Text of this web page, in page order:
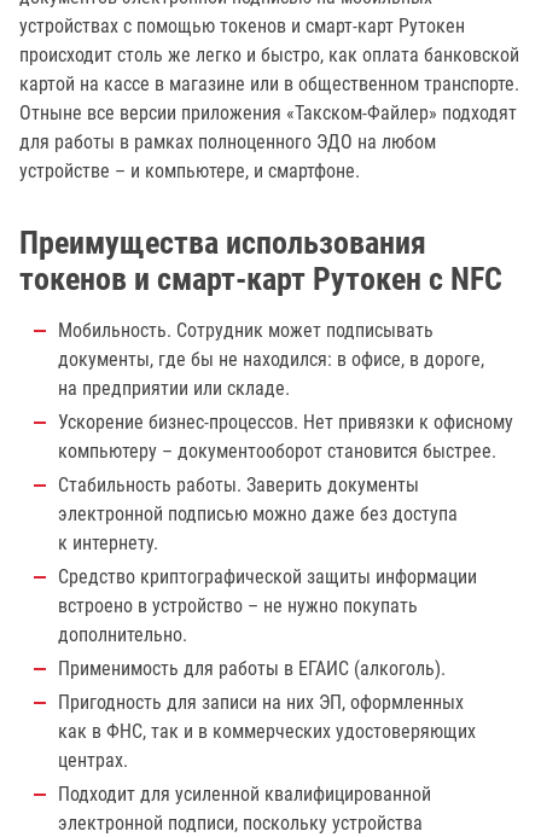
устройствах с помощью токенов и смарт-карт Рутокен
происходит столь же легко и быстро, как оплата банковской
картой на кассе в магазине или в общественном транспорте.
Отныне все версии приложения «Такском-Файлер» подходят
для работы в рамках полноценного ЭДО на любом
устройстве – и компьютере, и смартфоне.
Преимущества использования
токенов и смарт-карт Рутокен с NFC
Мобильность. Сотрудник может подписывать
документы, где бы не находился: в офисе, в дороге,
на предприятии или складе.
Ускорение бизнес-процессов. Нет привязки к офисному
компьютеру – документооборот становится быстрее.
Стабильность работы. Заверить документы
электронной подписью можно даже без доступа
к интернету.
Средство криптографической защиты информации
встроено в устройство – не нужно покупать
дополнительно.
Применимость для работы в ЕГАИС (алкоголь).
Пригодность для записи на них ЭП, оформленных
как в ФНС, так и в коммерческих удостоверяющих
центрах.
Подходит для усиленной квалифицированной
электронной подписи, поскольку устройства